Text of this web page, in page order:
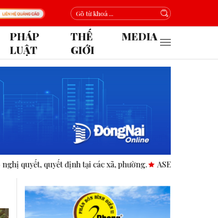
PHÁP
LUẬT
THẾ
GIỚI
MEDIA
định tại các xã, phường. ASEAN thúc đẩy bình đẳng